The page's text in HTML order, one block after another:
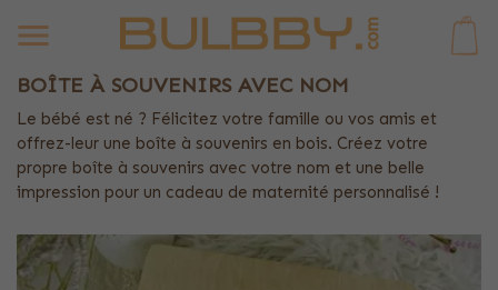
BOÎTE À SOUVENIRS AVEC NOM
Le bébé est né ? Félicitez votre famille ou vos amis et
offrez-leur une boîte à souvenirs en bois. Créez votre
propre boîte à souvenirs avec votre nom et une belle
impression pour un cadeau de maternité personnalisé !